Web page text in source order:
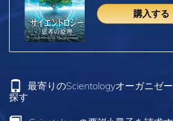
購入する
最寄りのScientologyオーガニゼ
探す